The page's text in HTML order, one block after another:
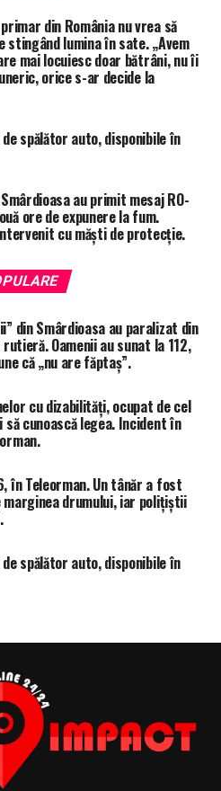
DIICOT TELEORMAN
DRUG TEST
Turnu Măgurele! Un
h peste viteza legală!
Teleorman! Subprefecții
judecată instituția! Motivul
din România nu vrea să
stingând lumina în sate. „Avem
mai locuiesc doar bătrâni, nu îi
orice s-ar decide la
spălător auto, disponibile în
au primit mesaj RO-
ore de expunere la fum.
cu măști de protecție.
din Smârdioasa au paralizat din
Oamenii au sunat la 112,
că „nu are făptaș”.
cu dizabilități, ocupat de cel
cunoască legea. Incident în
în Teleorman. Un tânăr a fost
drumului, iar polițiștii
spălător auto, disponibile în